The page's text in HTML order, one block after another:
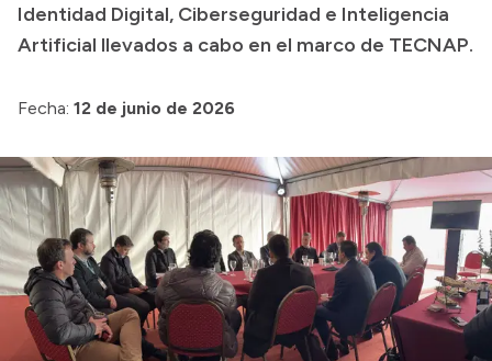
Convocatorias
Intranet
Identidad Digital, Ciberseguridad e Inteligencia
Artificial llevados a cabo en el marco de TECNAP.
Fecha: 12 de junio de 2026